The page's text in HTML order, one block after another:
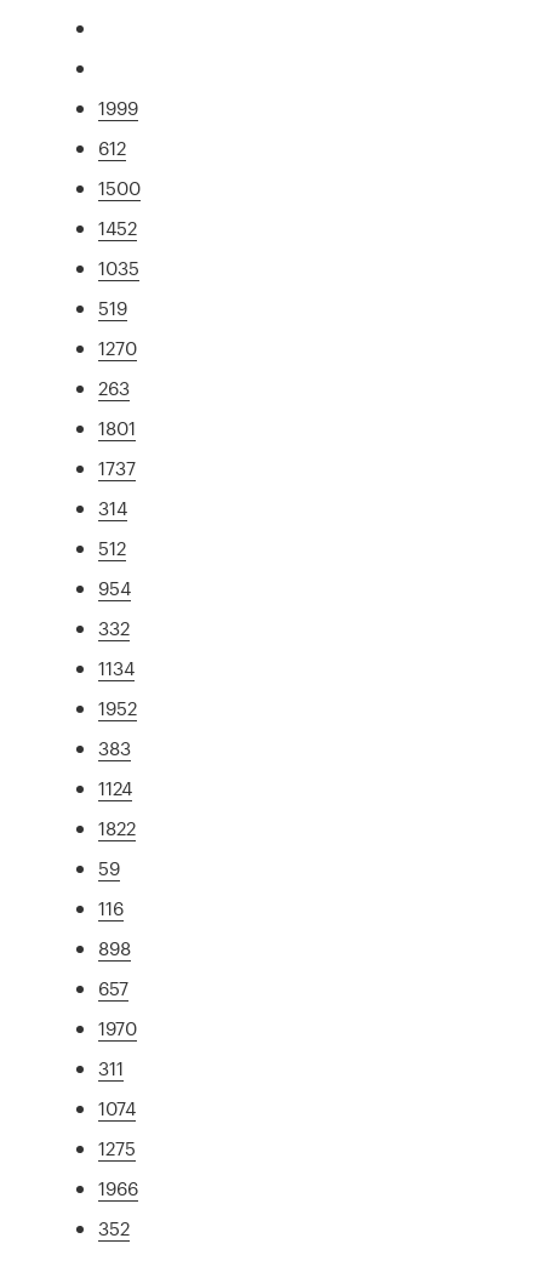
1999
612
1500
1452
1035
519
1270
263
1801
1737
314
512
954
332
1134
1952
383
1124
1822
59
116
898
657
1970
311
1074
1275
1966
352